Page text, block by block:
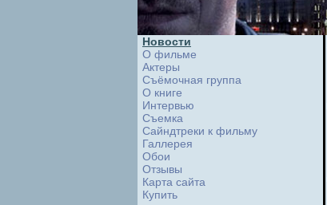
Новости
О фильме
Актеры
Съёмочная группа
О книге
Интервью
Cъемка
Сайндтреки к фильму
Галлерея
Обои
Отзывы
Карта сайта
Купить